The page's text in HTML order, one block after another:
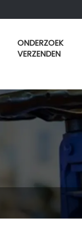
ONDERZOEK
VERZENDEN